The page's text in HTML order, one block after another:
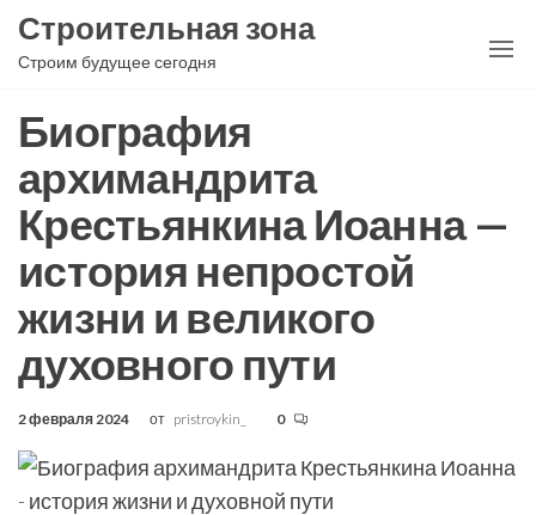
Перейти
Строительная зона
Строим будущее сегодня
Биография
архимандрита
Крестьянкина Иоанна —
история непростой
жизни и великого
духовного пути
2 февраля 2024 от pristroykin_ 0